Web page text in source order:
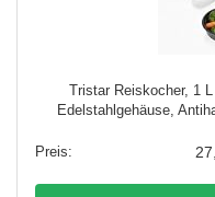
Tristar Reiskocher, 1
Edelstahlgehäuse,